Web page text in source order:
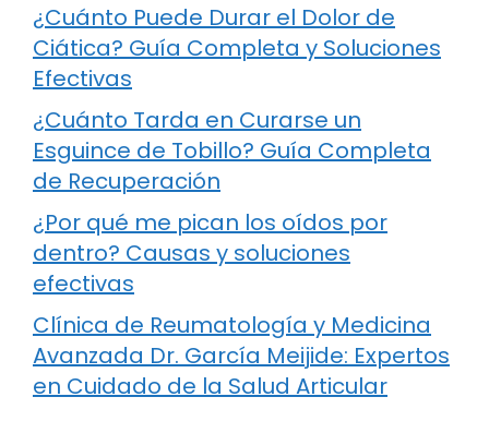
¿Cuánto Puede Durar el Dolor de
Ciática? Guía Completa y Soluciones
Efectivas
¿Cuánto Tarda en Curarse un
Esguince de Tobillo? Guía Completa
de Recuperación
¿Por qué me pican los oídos por
dentro? Causas y soluciones
efectivas
Clínica de Reumatología y Medicina
Avanzada Dr. García Meijide: Expertos
en Cuidado de la Salud Articular